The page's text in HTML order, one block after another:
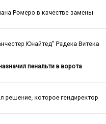
Ромеро в качестве замены
Юнайтед" Радека Витека
пенальти в ворота
решение, которое гендиректор